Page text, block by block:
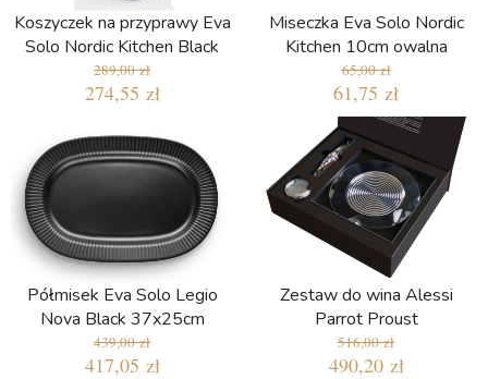
Koszyczek na przyprawy Eva
Solo Nordic Kitchen Black
289,00 zł
274,55 zł
Miseczka Eva Solo Nordic
Kitchen 10cm owalna
65,00 zł
61,75 zł
Półmisek Eva Solo Legio
Nova Black 37x25cm
439,00 zł
417,05 zł
Zestaw do wina Alessi
Parrot Proust
516,00 zł
490,20 zł